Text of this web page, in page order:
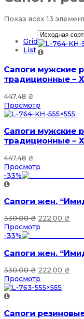
Показ всех 13
Grid
List
Сапоги мужские
традиционные –
447.48 ₴
Просмотр
Сапоги мужские
традиционные –
447.48 ₴
Просмотр
-33%
Сапоги жен.
330.00₴ 222.00 ₴
Просмотр
-33%
Сапоги жен.
330.00₴ 222.00 ₴
Просмотр
Сапоги